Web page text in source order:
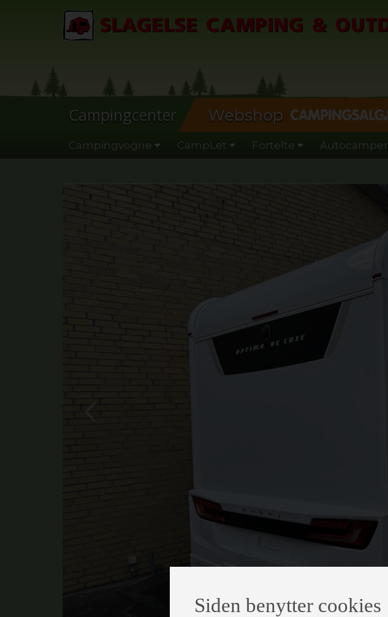
Campingcenter Webshop
Campingvogne CampLet Fortelte Autocamper
Siden benytter cookies